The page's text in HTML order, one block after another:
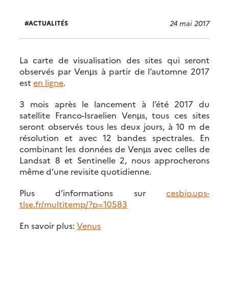
ACTUALITÉS 24 mai 2017
La carte de visualisation des sites qui seront
observés par Venµs à partir de l’automne 2017
est en ligne.
3 mois après le lancement à l’été 2017 du
satellite Franco-Israelien Venµs, tous ces sites
seront observés tous les deux jours, à 10 m de
résolution et avec 12 bandes spectrales. En
combinant les données de Venµs avec celles de
Landsat 8 et Sentinelle 2, nous approcherons
même d’une revisite quotidienne.
Plus d’informations sur cesbio.ups-
tlse.fr/multitemp/?p=10583
En savoir plus: Venus